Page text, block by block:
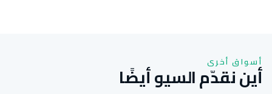
أسواق أخرى
أين نقدّم السيو أيضًا